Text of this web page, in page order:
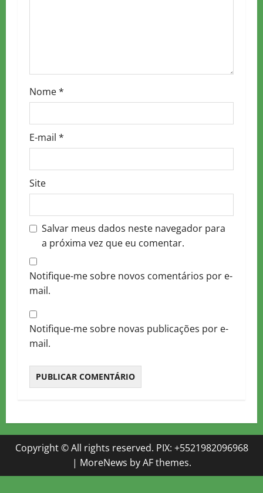
o
n
Nome*
E-mail *
Site
Salvar meus dados neste navegador para
a próxima vez que eu comentar.
Notifique-me sobre novos comentários por e-
mail.
Notifique-me sobre novas publicações por e-
mail.
Copyright © All rights reserved. PIX: +5521982096968
| MoreNews by AF themes.